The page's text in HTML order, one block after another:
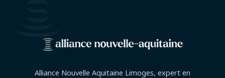
Alliance Nouvelle Aquitaine Limoges, expert en